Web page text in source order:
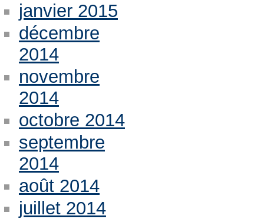
janvier 2015
décembre
2014
novembre
2014
octobre 2014
septembre
2014
août 2014
juillet 2014